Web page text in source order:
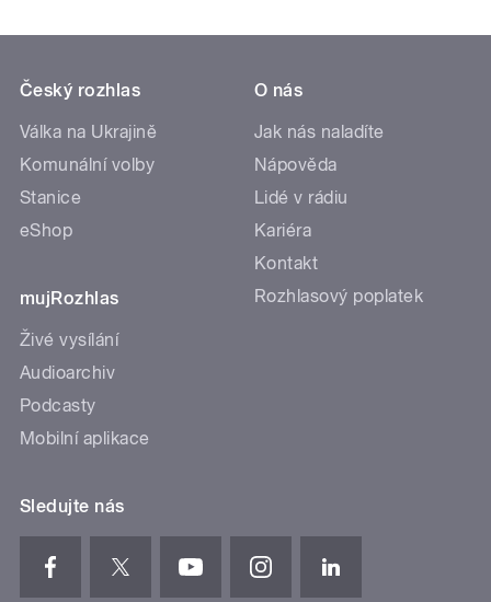
Český rozhlas
Válka na Ukrajině
Komunální volby
Stanice
eShop
mujRozhlas
Živé vysílání
Audioarchiv
Podcasty
Mobilní aplikace
O nás
Jak nás naladíte
Nápověda
Lidé v rádiu
Kariéra
Kontakt
Rozhlasový poplatek
Sledujte nás